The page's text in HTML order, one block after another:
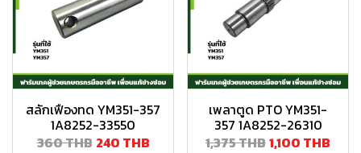
สลักเฟืองทด YM351-357
1A8252-33550
360 THB 240 THB
เพลาตูด PTO YM351-
357 1A8252-26310
1,375 THB1,100 THB